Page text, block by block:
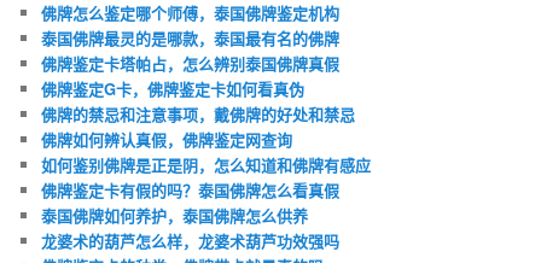
佛牌怎么鉴定哪个师傅，泰国佛牌鉴定机构
泰国佛牌最灵的是哪款，泰国最有名的佛牌
佛牌鉴定卡塔帕占，怎么辨别泰国佛牌真假
佛牌鉴定G卡，佛牌鉴定卡如何看真伪
佛牌的禁忌和注意事项，戴佛牌的好处和禁忌
佛牌如何辨认真假，佛牌鉴定网查询
如何鉴别佛牌是正是阴，怎么知道和佛牌有感应
佛牌鉴定卡有假的吗？泰国佛牌怎么看真假
泰国佛牌如何养护，泰国佛牌怎么供养
龙婆术的葫芦怎么样，龙婆术葫芦功效强吗